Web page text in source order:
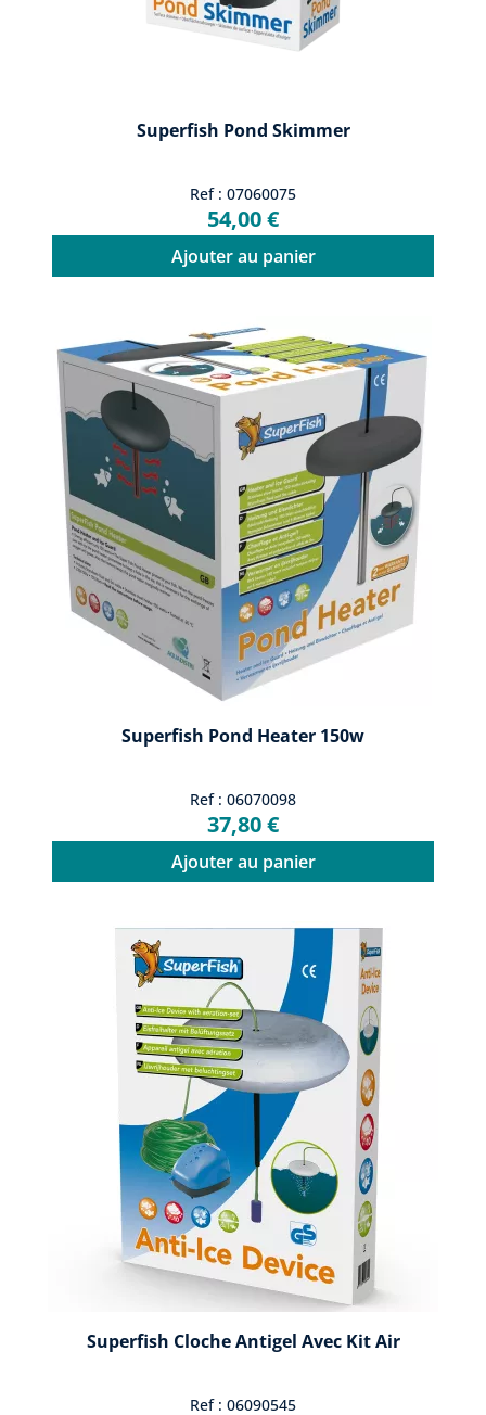
Superfish Pond Skimmer
Ref : 07060075
54,00 €
Ajouter au panier
Superfish Pond Heater 150w
Ref : 06070098
37,80 €
Ajouter au panier
Superfish Cloche Antigel Avec Kit Air
Ref : 06090545